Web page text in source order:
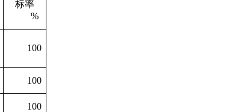
标率
%
100
100
100